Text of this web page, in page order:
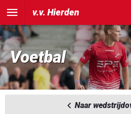
v.v. Hierden
Voetbal
Naar